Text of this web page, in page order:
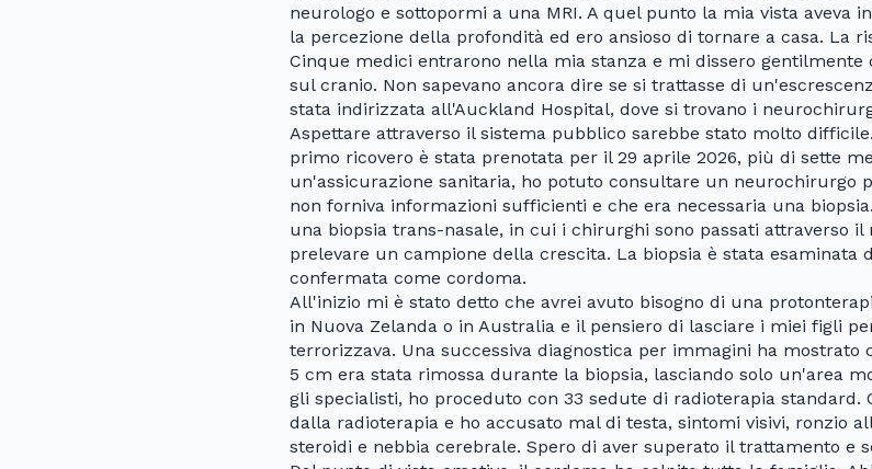
neurologo e sottopormi a una MRI. A quel punto la mia vista aveva
la percezione della profondità ed ero ansioso di tornare a casa. La
Cinque medici entrarono nella mia stanza e mi dissero gentilmente
sul cranio. Non sapevano ancora dire se si trattasse di
stata indirizzata all'Auckland Hospital, dove si trovano i
Aspettare attraverso il sistema pubblico sarebbe stato molto
primo ricovero è stata prenotata per il 29 aprile 2026, più di sette
un'assicurazione sanitaria, ho potuto consultare un neurochirurgo
non forniva informazioni sufficienti e che era necessaria una
una biopsia trans-nasale, in cui i chirurghi sono passati attraverso
prelevare un campione della crescita. La biopsia è stata esaminata
confermata come cordoma.
All'inizio mi è stato detto che avrei avuto bisogno di una
in Nuova Zelanda o in Australia e il pensiero di lasciare i miei figli
terrorizzava. Una successiva diagnostica per immagini ha
5 cm era stata rimossa durante la biopsia, lasciando solo un'area
gli specialisti, ho proceduto con 33 sedute di radioterapia standard.
dalla radioterapia e ho accusato mal di testa, sintomi visivi, ronzio
steroidi e nebbia cerebrale. Spero di aver superato il trattamento e